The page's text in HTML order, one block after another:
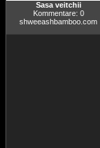
Sasa veitchii
Kommentare: 0
shweeashbamboo.com